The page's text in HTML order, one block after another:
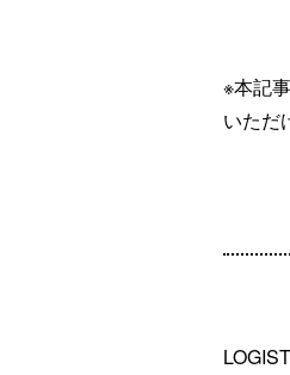
※本記
いただ